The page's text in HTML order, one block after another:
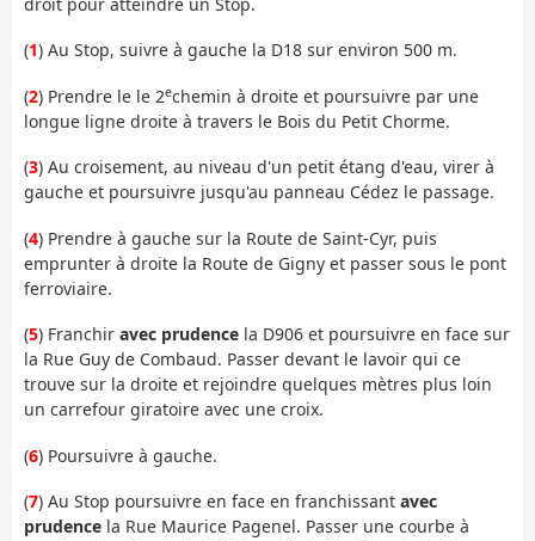
(1) Au Stop, suivre à gauche la D18 sur environ 500 m.
(2) Prendre le le 2echemin à droite et poursuivre par une
longue ligne droite à travers le Bois du Petit Chorme.
(3) Au croisement, au niveau d'un petit étang d'eau, virer à
gauche et poursuivre jusqu'au panneau Cédez le passage.
(4) Prendre à gauche sur la Route de Saint-Cyr, puis
emprunter à droite la Route de Gigny et passer sous le pont
ferroviaire.
(5) Franchir avec prudence la D906 et poursuivre en face sur
la Rue Guy de Combaud. Passer devant le lavoir qui ce
trouve sur la droite et rejoindre quelques mètres plus loin
un carrefour giratoire avec une croix.
(6) Poursuivre à gauche.
(7) Au Stop poursuivre en face en franchissant avec
prudence la Rue Maurice Pagenel. Passer une courbe à